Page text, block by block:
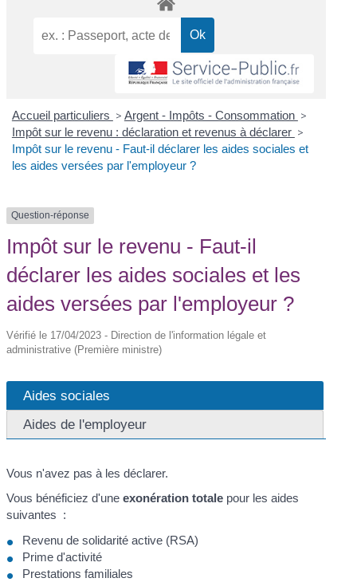
Accueil particuliers > Argent - Impôts - Consommation >
Impôt sur le revenu : déclaration et revenus à déclarer >
Impôt sur le revenu - Faut-il déclarer les aides sociales et
les aides versées par l'employeur ?
Question-réponse
Impôt sur le revenu - Faut-il
déclarer les aides sociales et les
aides versées par l'employeur ?
Vérifié le 17/04/2023 - Direction de l'information légale et
administrative (Première ministre)
Aides sociales
Aides de l'employeur
Vous n'avez pas à les déclarer.
Vous bénéficiez d'uneexonération totale pour les aides
suivantes :
Revenu de solidarité active (RSA)
Prime d'activité
Prestations familiales